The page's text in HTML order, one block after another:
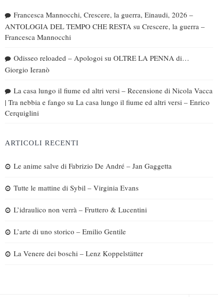
Francesca Mannocchi, Crescere, la guerra, Einaudi, 2026 –
ANTOLOGIA DEL TEMPO CHE RESTA su Crescere, la guerra –
Francesca Mannocchi
Odisseo reloaded – Apologoi su OLTRE LA PENNA di…
Giorgio Ieranò
La casa lungo il fiume ed altri versi – Recensione di Nicola Vacca
| Tra nebbia e fango su La casa lungo il fiume ed altri versi – Enrico
Cerquiglini
ARTICOLI RECENTI
Le anime salve di Fabrizio De André – Jan Gaggetta
Tutte le mattine di Sybil – Virginia Evans
L’idraulico non verrà – Fruttero & Lucentini
L’arte di uno storico – Emilio Gentile
La Venere dei boschi – Lenz Koppelstätter